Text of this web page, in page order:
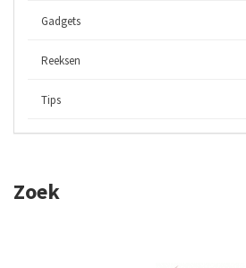
Gadgets
Reeksen
Tips
Zoek